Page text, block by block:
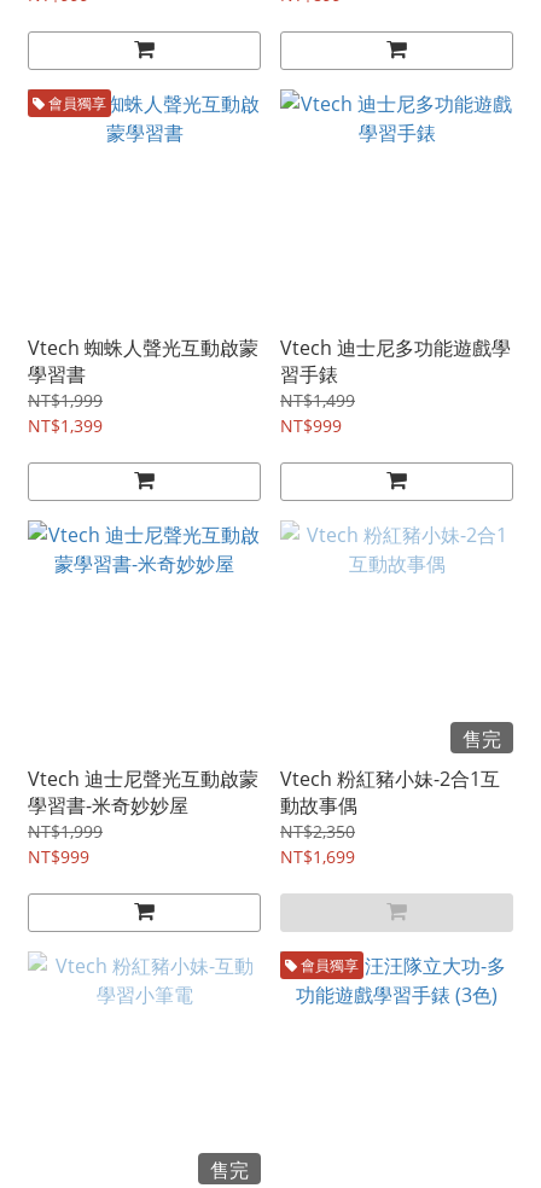
會員獨享
Vtech 蜘蛛人聲光互動啟蒙
學習書
NT$1,999
NT$1,399
Vtech 迪士尼多功能遊戲學
習手錶
NT$1,499
NT$999
Vtech 迪士尼聲光互動啟蒙
學習書-米奇妙妙屋
NT$1,999
NT$999
售完
Vtech 粉紅豬小妹-2合1互
動故事偶
NT$2,350
NT$1,699
售完
會員獨享